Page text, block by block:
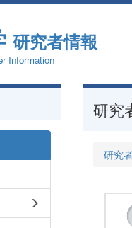
研究者情報
Information
研究
研究